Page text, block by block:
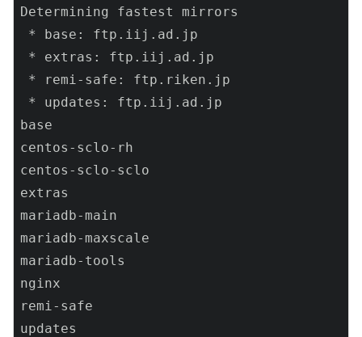
Determining fastest mirrors
* base: ftp.iij.ad.jp
* extras: ftp.iij.ad.jp
* remi-safe: ftp.riken.jp
* updates: ftp.iij.ad.jp
base
centos-sclo-rh
centos-sclo-sclo
extras
mariadb-main
mariadb-maxscale
mariadb-tools
nginx
remi-safe
updates